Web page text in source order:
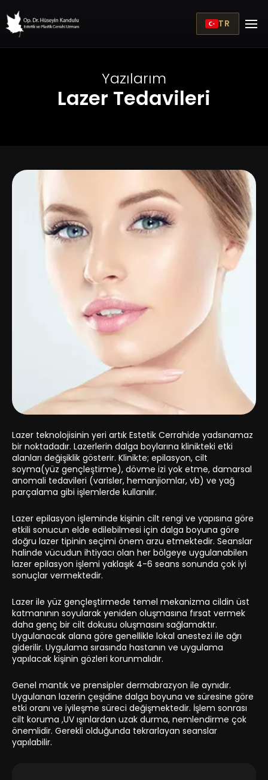
TR
Yazılarım
Lazer Tedavileri
Lazer teknolojisinin yeri artık Estetik Cerrahide yadsınamaz
bir noktadadır. Lazerlerin dalga boylarına klinikteki etki
alanları değişiklik gösterir. Klinikte; epilasyon, cilt
soyma(yüz gençleştirme), dövme izi yok etme, damarsal
anomali tedavileri (varisler, hemanjiomlar, vb) ve yağ
parçalama gibi işlemlerde kullanılır.
Lazer epilasyon işleminde kişinin cilt rengi ve yapısına göre
etkili sonucun elde edilebilmesi için dalga boyuna göre
doğru lazer tipinin seçimi önem arzu etmektedir. Seanslar
halinde vücudun ihtiyacı olan her bölgeye uygulanabilen
lazer epilasyon işlemi yaklaşık 4-6 seans sonunda çok iyi
sonuçlar vermektedir.
Lazer ile yüz gençleştirmede temel mekanizma cildin üst
katmanının soyularak yeniden oluşmasına fırsat vermek
daha genç bir cilt dokusu oluşmasını sağlamaktır.
Uygulanacak alana göre genellikle lokal anestezi ile ağrı
giderilir. Uygulama sırasında hastanın ve uygulama
yapılacak kişinin gözleri korunmalıdır.
Genel mantık ve prensipler dermabrazyon ile aynıdır.
Uygulanan lazerin çeşidine dalga boyuna ve süresine göre
etki oranı ve iyileşme süreci değişmektedir. İşlem sonrası
cilt koruma ,UV ışınlardan uzak durma, nemlendirme çok
önemlidir. Gerekli olduğunda tekrarlayan seanslar
yapılabilir.